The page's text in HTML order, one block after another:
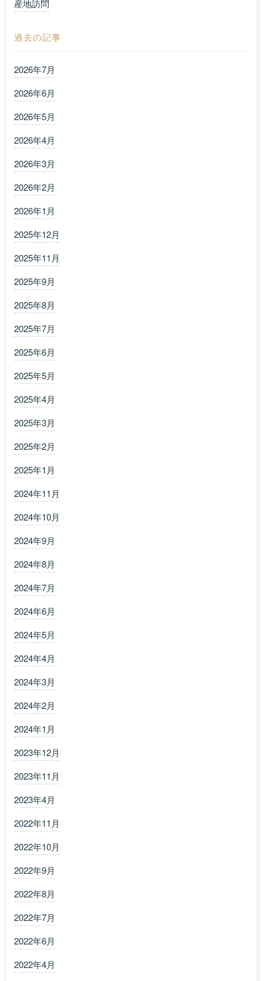
産地訪問
過去の記事
2026年7月
2026年6月
2026年5月
2026年4月
2026年3月
2026年2月
2026年1月
2025年12月
2025年11月
2025年9月
2025年8月
2025年7月
2025年6月
2025年5月
2025年4月
2025年3月
2025年2月
2025年1月
2024年11月
2024年10月
2024年9月
2024年8月
2024年7月
2024年6月
2024年5月
2024年4月
2024年3月
2024年2月
2024年1月
2023年12月
2023年11月
2023年4月
2022年11月
2022年10月
2022年9月
2022年8月
2022年7月
2022年6月
2022年4月